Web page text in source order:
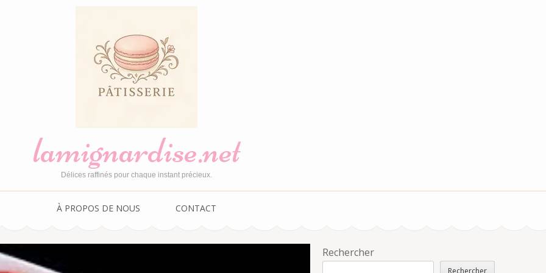
lamignardise.net
Délices raffinés pour chaque instant précieux.
À PROPOS DE NOUS CONTACT
Rechercher